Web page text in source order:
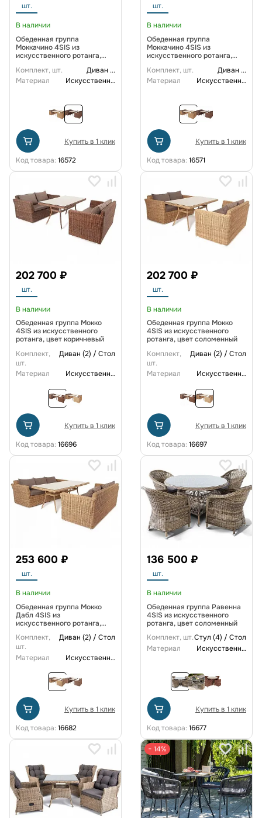
шт.
В наличии
Обеденная группа
Моккачино 4SIS из
искусственного ротанга,
Комплект, шт. Диван ...
Материал
Искусственный ротанг
Купить в 1 клик
Код товара: 16572
шт.
В наличии
Обеденная группа
Моккачино 4SIS из
искусственного ротанга,
Комплект, шт. Диван ...
Материал
Искусственный ротанг
Купить в 1 клик
Код товара: 16571
202 700 ₽
шт.
В наличии
Обеденная группа Мокко
4SIS из искусственного
ротанга, цвет коричневый
Комплект,
шт.
Диван (2) / Стол
Материал Искусственный ротанг
Купить в 1 клик
Код товара: 16696
202 700 ₽
шт.
В наличии
Обеденная группа Мокко
4SIS из искусственного
ротанга, цвет соломенный
Комплект,
шт.
Диван (2) / Стол
Материал Искусственный ротанг
Купить в 1 клик
Код товара: 16697
253 600 ₽
шт.
В наличии
Обеденная группа Мокко
Дабл 4SIS из
искусственного ротанга,
Комплект,
шт.
Диван (2) / Стол
Материал Искусственный ротанг
Купить в 1 клик
Код товара: 16682
136 500 ₽
шт.
В наличии
Обеденная группа Равенна
4SIS из искусственного
ротанга, цвет соломенный
Комплект, шт.Стул (4) / Стол
Материал
Искусственный ротанг
Купить в 1 клик
Код товара: 16677
− 14%